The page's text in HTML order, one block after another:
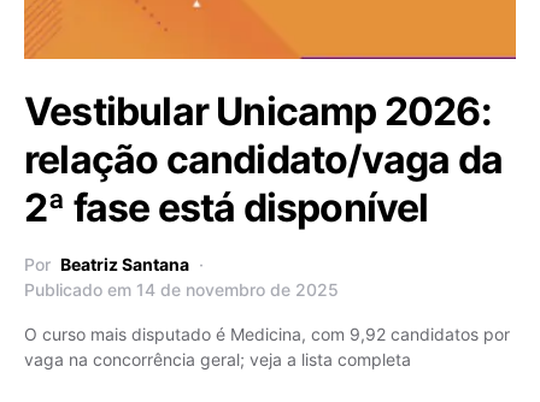
Vestibular Unicamp 2026:
relação candidato/vaga da
2ª fase está disponível
Por Beatriz Santana
Publicado em 14 de novembro de 2025
O curso mais disputado é Medicina, com 9,92 candidatos por
vaga na concorrência geral; veja a lista completa